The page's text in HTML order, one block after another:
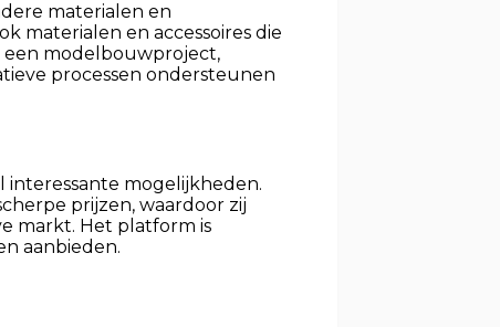
materialen en
materialen en accessoires die
een modelbouwproject,
processen ondersteunen
mogelijkheden.
prijzen, waardoor zij
markt. Het platform is
aanbieden.